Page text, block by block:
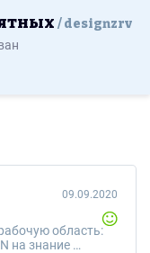
designzrv
область:
«Написать вопросы для теста KOTLIN на знание языка программирования»
09.09.2020